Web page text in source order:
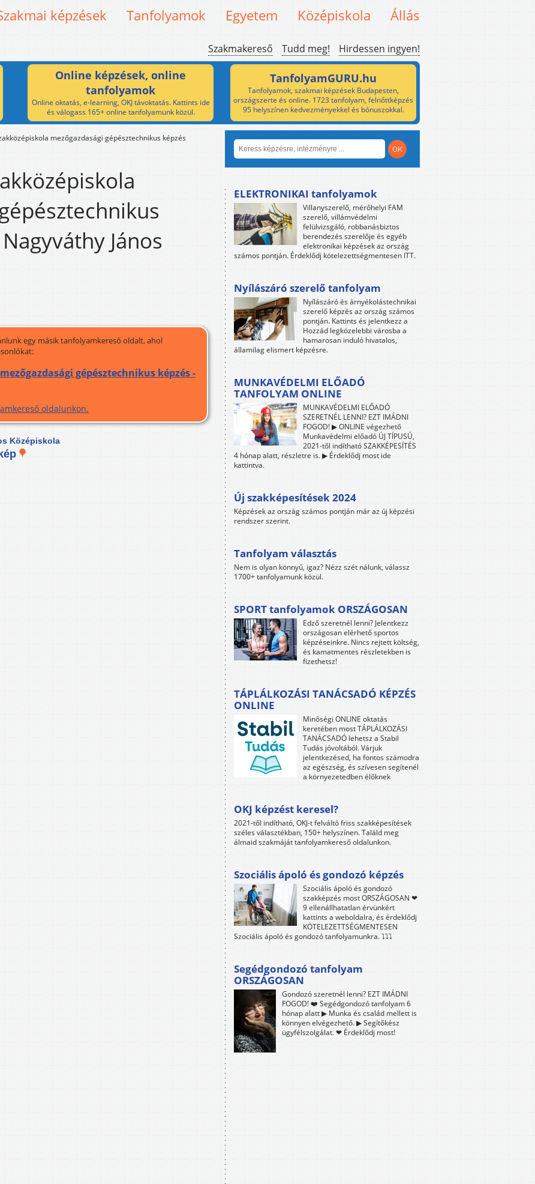
képzések Tanfolyamok Egyetem Középiskola Állás
Szakmakereső Tudd meg! Hirdessen ingyen!
Online képzések, online
tanfolyamok
Online oktatás, e-learning, OKJ távoktatás. Kattints ide
és válogass 165+ online tanfolyamunk közül.
TanfolyamGURU.hu
Tanfolyamok, szakmai képzések Budapesten,
országszerte és online. 1723 tanfolyam, felnőttképzés
95 helyszínen kedvezményekkel és bónuszokkal.
mezőgazdasági gépésztechnikus képzés
János
egy másik tanfolyamkereső oldalt, ahol
gépésztechnikus képzés -
oldalunkon.
Középiskola
ELEKTRONIKAI tanfolyamok
Villanyszerelő, mérőhelyi FAM
szerelő, villámvédelmi
felülvizsgáló, robbanásbiztos
berendezés szerelője és egyéb
elektronikai képzések az ország
számos pontján. Érdeklődj kötelezettségmentesen ITT.
Nyílászáró szerelő tanfolyam
Nyílászáró és árnyékolástechnikai
szerelő képzés az ország számos
pontján. Kattints és jelentkezz a
Hozzád legközelebbi városba a
hamarosan induló hivatalos,
államilag elismert képzésre.
MUNKAVÉDELMI ELŐADÓ
TANFOLYAM ONLINE
MUNKAVÉDELMI ELŐADÓ
SZERETNÉL LENNI? EZT IMÁDNI
FOGOD! ▶ ONLINE végezhető
Munkavédelmi előadó ÚJ TÍPUSÚ,
2021-től indítható SZAKKÉPESÍTÉS
4 hónap alatt, részletre is. ▶ Érdeklődj most ide
kattintva.
Új szakképesítések 2024
Képzések az ország számos pontján már az új képzési
rendszer szerint.
Tanfolyam választás
Nem is olyan könnyű, igaz? Nézz szét nálunk, válassz
1700+ tanfolyamunk közül.
SPORT tanfolyamok ORSZÁGOSAN
Edző szeretnél lenni? Jelentkezz
országosan elérhető sportos
képzéseinkre. Nincs rejtett költség,
és kamatmentes részletekben is
fizethetsz!
TÁPLÁLKOZÁSI TANÁCSADÓ KÉPZÉS
ONLINE
Minőségi ONLINE oktatás
keretében most TÁPLÁLKOZÁSI
TANÁCSADÓ lehetsz a Stabil
Tudás jóvoltából. Várjuk
jelentkezésed, ha fontos számodra
az egészség, és szívesen segítenél
a környezetedben élőknek
OKJ képzést keresel?
2021-től indítható, OKJ-t felváltó friss szakképesítések
széles választékban, 150+ helyszínen. Találd meg
álmaid szakmáját tanfolyamkereső oldalunkon.
Szociális ápoló és gondozó képzés
Szociális ápoló és gondozó
szakképzés most ORSZÁGOSAN ❤
9 ellenállhatatlan érvünkért
kattints a weboldalra, és érdeklődj
KÖTELEZETTSÉGMENTESEN
Szociális ápoló és gondozó tanfolyamunkra. ⤵⤵⤵
Segédgondozó tanfolyam
ORSZÁGOSAN
Gondozó szeretnél lenni? EZT IMÁDNI
FOGOD! ❤️ Segédgondozó tanfolyam 6
hónap alatt ▶ Munka és család mellett is
könnyen elvégezhető. ▶ Segítőkész
ügyfélszolgálat. ❤ Érdeklődj most!